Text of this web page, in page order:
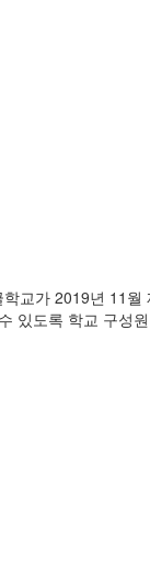
교가 2019년 11
있도록 학교 구성